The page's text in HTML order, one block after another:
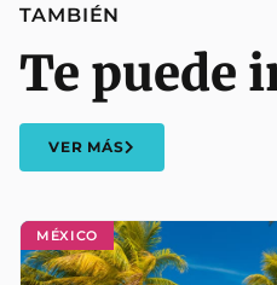
MÉXICO
TAMBIÉN
Te puede
VER MÁS